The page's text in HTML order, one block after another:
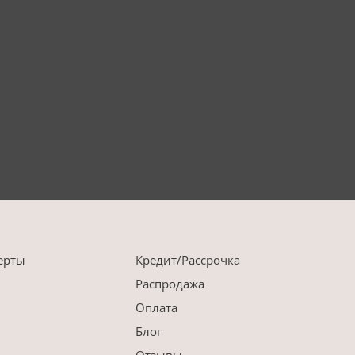
Кредит/Рассрочка
Распродажа
Оплата
Блог